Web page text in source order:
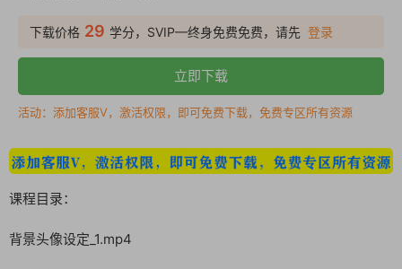
下载价格 29 学分，SVIP—终身免费免费，请先 登录
立即下载
活动：添加客服V，激活权限，即可免费下载，免费专区所有资源
课程目录：
背景头像设定_1.mp4